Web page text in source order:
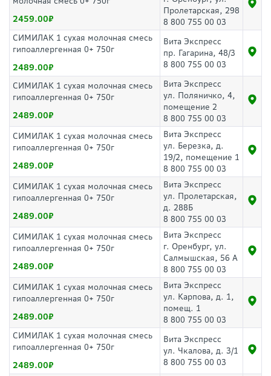
2459.00
Пролетарская, 298
8 800 755 00 03
СИМИЛАК 1 сухая молочная смесь
гипоаллергенная 0+ 750г
2489.00
Вита Экспресс
пр. Гагарина, 48/3
8 800 755 00 03
СИМИЛАК 1 сухая молочная смесь
гипоаллергенная 0+ 750г
2489.00
Вита Экспресс
ул. Поляничко, 4,
помещение 2
8 800 755 00 03
СИМИЛАК 1 сухая молочная смесь
гипоаллергенная 0+ 750г
2489.00
Вита Экспресс
ул. Березка, д.
19/2, помещение 1
8 800 755 00 03
СИМИЛАК 1 сухая молочная смесь
гипоаллергенная 0+ 750г
2489.00
Вита Экспресс
ул. Пролетарская,
д. 288Б
8 800 755 00 03
СИМИЛАК 1 сухая молочная смесь
гипоаллергенная 0+ 750г
2489.00
Вита Экспресс
г. Оренбург, ул.
Салмышская, 56 А
8 800 755 00 03
СИМИЛАК 1 сухая молочная смесь
гипоаллергенная 0+ 750г
2489.00
Вита Экспресс
ул. Карпова, д. 1,
помещ. 1
8 800 755 00 03
СИМИЛАК 1 сухая молочная смесь
гипоаллергенная 0+ 750г
2489.00
Вита Экспресс
ул. Чкалова, д. 3/1
8 800 755 00 03